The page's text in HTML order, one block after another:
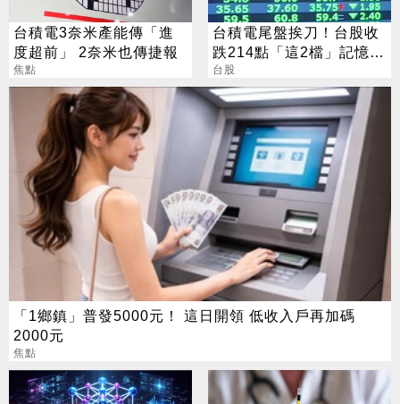
台積電3奈米產能傳「進
度超前」 2奈米也傳捷報
焦點
台積電尾盤挨刀！台股收
跌214點「這2檔」記憶體
逆勢收漲停
台股
「1鄉鎮」普發5000元！ 這日開領 低收入戶再加碼
2000元
焦點